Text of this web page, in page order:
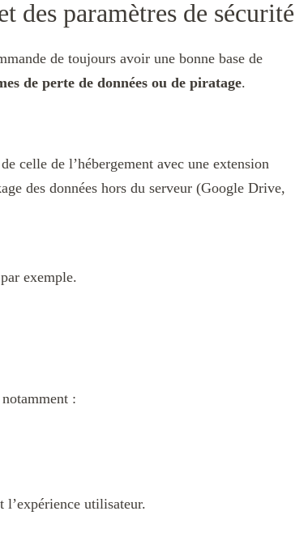
des paramètres de sécurité
de toujours avoir une bonne base de
de perte de données ou de piratage.
celle de l’hébergement avec une extension
des données hors du serveur (Google Drive,
par exemple.
:
utilisateur.